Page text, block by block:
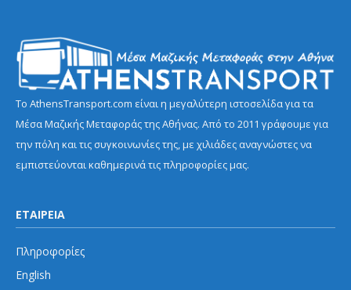
Το AthensTransport.com είναι η μεγαλύτερη ιστοσελίδα για τα
Μέσα Μαζικής Μεταφοράς της Αθήνας. Από το 2011 γράφουμε για
την πόλη και τις συγκοινωνίες της, με χιλιάδες αναγνώστες να
εμπιστεύονται καθημερινά τις πληροφορίες μας.
ΕΤΑΙΡΕΙΑ
Πληροφορίες
English